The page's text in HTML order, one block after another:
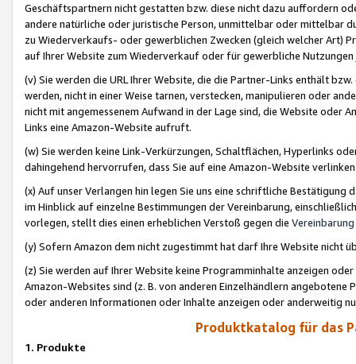
Geschäftspartnern nicht gestatten bzw. diese nicht dazu auffordern
andere natürliche oder juristische Person, unmittelbar oder mittelbar
zu Wiederverkaufs- oder gewerblichen Zwecken (gleich welcher Art)
auf Ihrer Website zum Wiederverkauf oder für gewerbliche
(v) Sie werden die URL Ihrer Website, die die Partner-Links enthält
werden, nicht in einer Weise tarnen, verstecken, manipulieren oder
nicht mit angemessenem Aufwand in der Lage sind, die Website oder
Links eine Amazon-Website aufruft.
(w) Sie werden keine Link-Verkürzungen, Schaltflächen, Hyperlinks
dahingehend hervorrufen, dass Sie auf eine Amazon-Website
(x) Auf unser Verlangen hin legen Sie uns eine schriftliche
im Hinblick auf einzelne Bestimmungen der Vereinbarung,
vorlegen, stellt dies einen erheblichen Verstoß gegen die Vereinbarung
(y) Sofern Amazon dem nicht zugestimmt hat darf Ihre Website nicht
(z) Sie werden auf Ihrer Website keine Programminhalte anzeigen
Amazon-Websites sind (z. B. von anderen Einzelhändlern
oder anderen Informationen oder Inhalte anzeigen oder anderweitig
Produktkatalog für das
1. Produkte